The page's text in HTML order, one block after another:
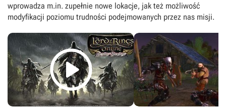
wprowadza m.in. zupełnie nowe lokacje, jak też możliwość
modyfikacji poziomu trudności podejmowanych przez nas misji.
